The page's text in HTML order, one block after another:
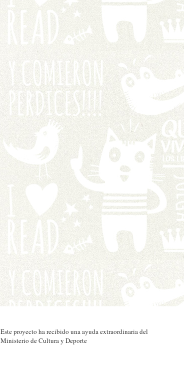
Este proyecto ha recibido una ayuda extraordinaria del
Ministerio de Cultura y Deporte